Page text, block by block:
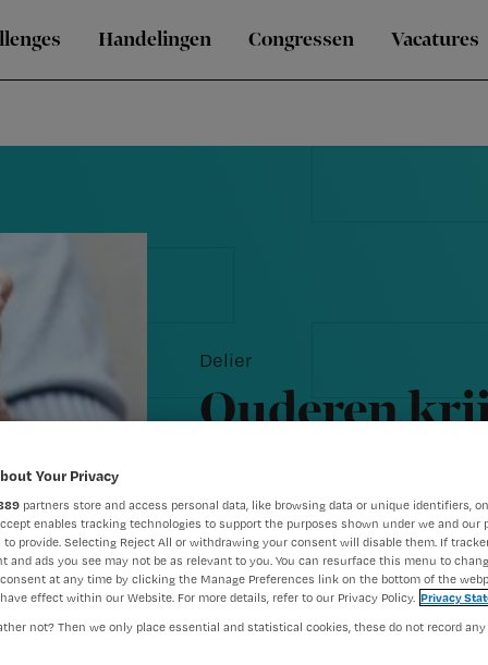
Handelingen Congressen Vacatures
Delier
Ouderen
Auteur:Redactie Nursing18 april
Your Privacy
partners store and access personal data, like browsing data or unique identifiers,
enables tracking technologies to support the purposes shown under we and our
to provide. Selecting Reject All or withdrawing your consent will disable them. If
and ads you see may not be as relevant to you. You can resurface this menu to
at any time by clicking the Manage Preferences link on the bottom of the
effect within our Website. For more details, refer to our Privacy Policy. Privacy
not? Then we only place essential and statistical cookies, these do not record